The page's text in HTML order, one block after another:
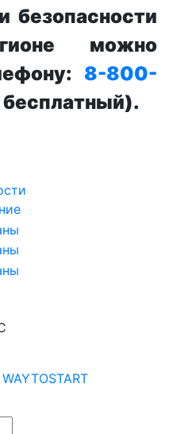
безопасности
можно
8-800-
бесплатный).